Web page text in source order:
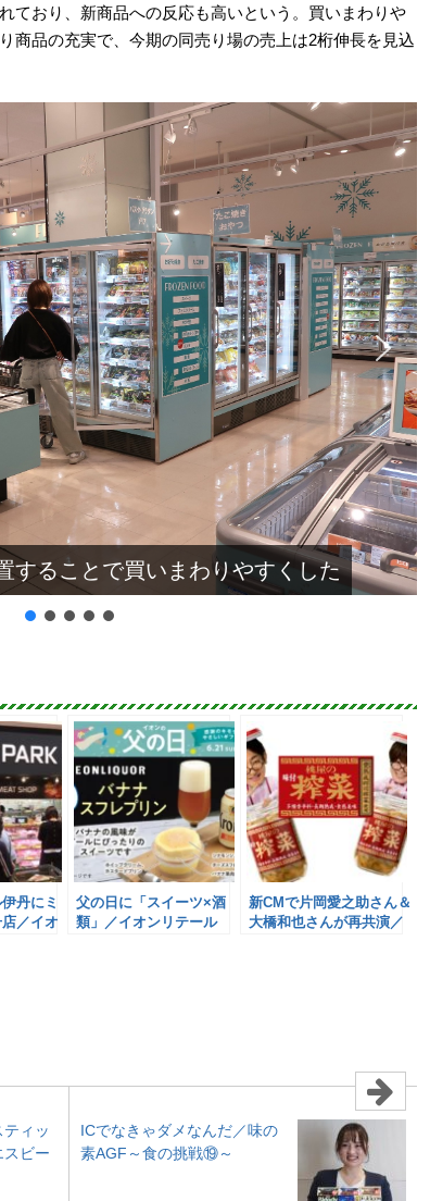
ており、新商品への反応も高いという。買いまわりや
商品の充実で、今期の同売り場の売上は2桁伸長を見込
することで買いまわりやすくした
丹にミ
／イオ
父の日に「スイーツ×酒
類」／イオンリテール
新CMで片岡愛之助さん＆
大橋和也さんが再共演／
ィッ
ビー
ICでなきゃダメなんだ／味の
素AGF～食の挑戦⑲～